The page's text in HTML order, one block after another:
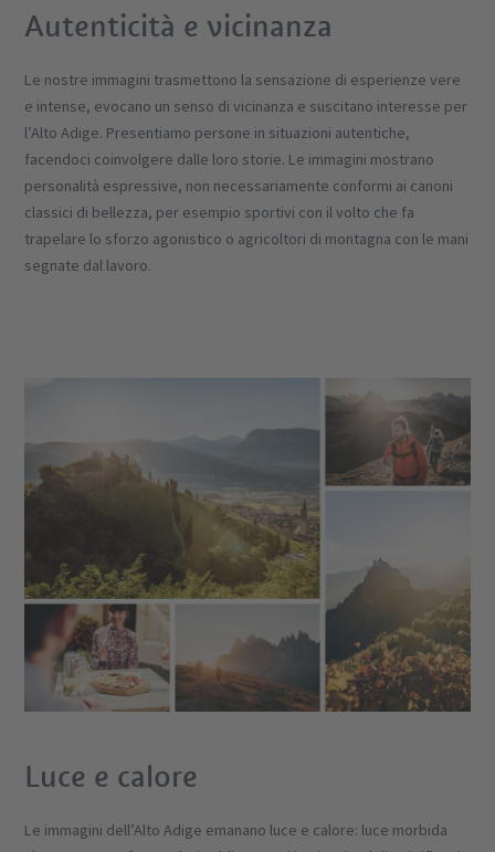
Autenticità e vicinanza
Le nostre immagini trasmettono la sensazione di esperienze vere
e intense, evocano un senso di vicinanza e suscitano interesse per
l’Alto Adige. Presentiamo persone in situazioni autentiche,
facendoci coinvolgere dalle loro storie. Le immagini mostrano
personalità espressive, non necessariamente conformi ai canoni
classici di bellezza, per esempio sportivi con il volto che fa
trapelare lo sforzo agonistico o agricoltori di montagna con le mani
segnate dal lavoro.
Luce e calore
Le immagini dell’Alto Adige emanano luce e calore: luce morbida